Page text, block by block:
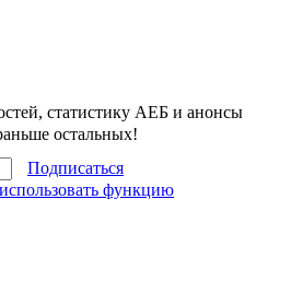
статистику АЕБ и анонсы
остальных!
Подписаться